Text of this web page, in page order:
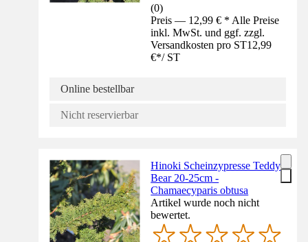
(0)
Preis — 12,99 € * Alle Preise
inkl. MwSt. und ggf. zzgl.
Versandkosten pro ST12,99
€*/ ST
Online bestellbar
Nicht reservierbar
Hinoki Scheinzypresse Teddy
Bear 20-25cm -
Chamaecyparis obtusa
Artikel wurde noch nicht
bewertet.